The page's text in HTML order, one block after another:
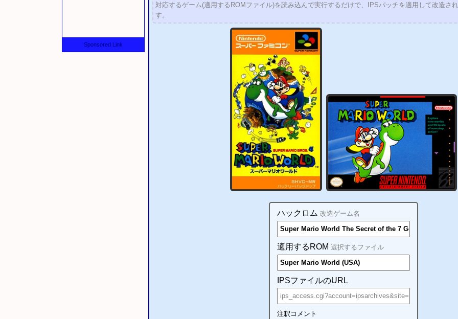
対応するゲーム(適用するROMファイル)を読み込んで実行するだけで、IPSパッチを適用して改造さ
す。
ハックロム 改造ゲーム名
適用するROM 選択するファイル
IPSファイルのURL
注釈コメント
Sponsored Link